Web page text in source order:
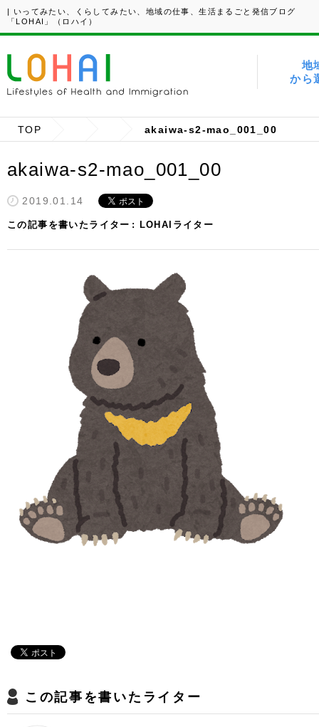
| いってみたい、くらしてみたい、地域の仕事、生活まるごと発信ブログ
「LOHAI」（ロハイ）
地
から
TOP akaiwa-s2-mao_001_00
akaiwa-s2-mao_001_00
2019.01.14
この記事を書いたライター LOHAIライター
この記事を書いたライター